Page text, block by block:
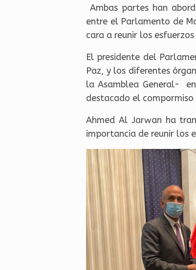
Ambas partes han
entre el Parlamento de
cara a reunir los
El presidente del
Paz, y los diferentes
la Asamblea General-
destacado el compormiso
Ahmed Al Jarwan ha
importancia de reunir los